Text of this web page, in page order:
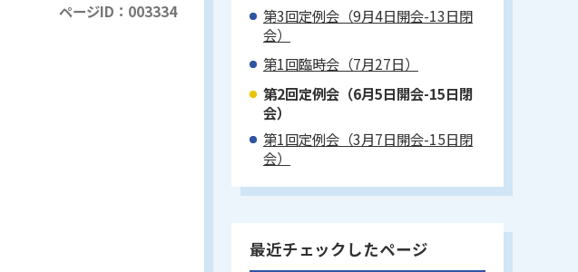
ページID：003334
第3回定例会（9月4日開会-13日閉
会）
第1回臨時会（7月27日）
第2回定例会（6月5日開会-15日閉
会）
第1回定例会（3月7日開会-15日閉
会）
最近チェックしたページ